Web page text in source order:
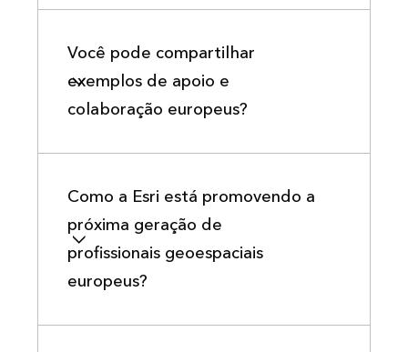
Você pode compartilhar
exemplos de apoio e
colaboração europeus?
Como a Esri está promovendo a
próxima geração de
profissionais geoespaciais
europeus?